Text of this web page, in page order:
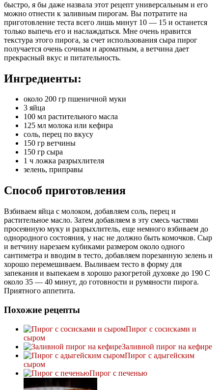
быстро, я бы даже назвала этот рецепт универсальным и его
можно отнести к заливным пирогам. Вы потратите на
приготовление теста всего лишь минут 10 — 15 и останется
только выпечь его и наслаждаться. Мне очень нравится
текстура этого пирога, за счет использования сыра пирог
получается очень сочным и ароматным, а ветчина дает
прекрасный вкус и питательность.
Ингредиенты:
около 200 гр пшеничной муки
3 яйца
100 мл растительного масла
125 мл молока или кефира
соль, перец по вкусу
150 гр ветчины
150 гр сыра
1 ч ложка разрыхлителя
зелень, приправы
Способ приготовления
Взбиваем яйца с молоком, добавляем соль, перец и
растительное масло. Затем добавляем в эту смесь частями
просеянную муку и разрыхлитель, еще немного взбиваем до
однородного состояния, у нас не должно быть комочков. Сыр
и ветчину нарезаем кубиками размером около одного
сантиметра и вводим в тесто, добавляем порезанную зелень и
хорошо перемешиваем. Выливаем тесто в форму для
запекания и выпекаем в хорошо разогретой духовке до 190 С
около 35 — 40 минут, до готовности и румяности пирога.
Приятного аппетита.
Похожие рецепты
Пирог с сосисками и
сыром
Заливной пирог на кефире
Пирог с адыгейским
сыром
Пирог с печенью